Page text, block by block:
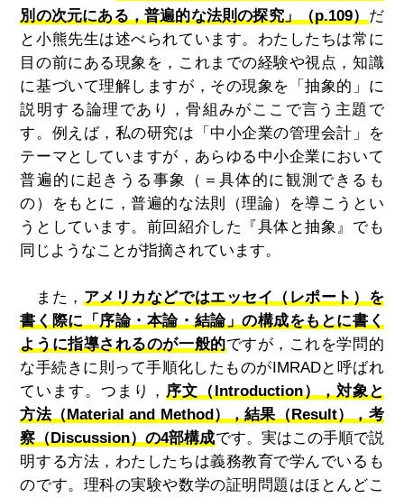
別の次元にある，普遍的な法則の探究」（p.109）だ
と小熊先生は述べられています。わたしたちは常に
目の前にある現象を，これまでの経験や視点，知識
に基づいて理解しますが，その現象を「抽象的」に
説明する論理であり，骨組みがここで言う主題で
す。例えば，私の研究は「中小企業の管理会計」を
テーマとしていますが，あらゆる中小企業において
普遍的に起きうる事象（＝具体的に観測できるも
の）をもとに，普遍的な法則（理論）を導こうとい
うとしています。前回紹介した『具体と抽象』でも
同じようなことが指摘されています。
また， アメリカなどではエッセイ（レポート）を
書く際に「序論・本論・結論」の構成をもとに書く
ように指導されるのが一般的ですが，これを学問的
な手続きに則って手順化したものがIMRADと呼ばれ
ています。つまり， 序文（Introduction），対象と
方法（Material and Method），結果（Result），考
察（Discussion）の4部構成です。実はこの手順で説
明する方法，わたしたちは義務教育で学んでいるも
のです。理科の実験や数学の証明問題はほとんどこ